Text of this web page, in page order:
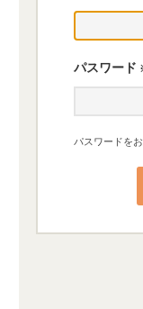
パスワード
パスワードを